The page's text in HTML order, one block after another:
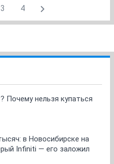
3 4
Почему нельзя купаться
в Новосибирске на
Infiniti — его заложил